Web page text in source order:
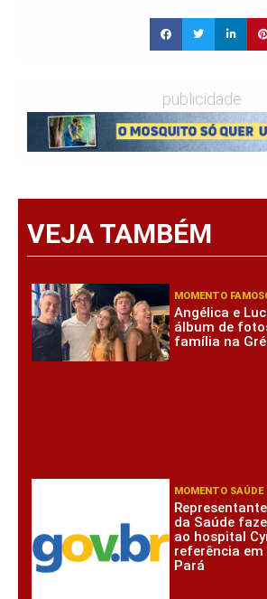
publicidade
VEJA TAMBÉM
MOMENTO
Angélica e
álbum de
família na
MOMENTO SAÚDE
da Saúde
ao hospital
referência
Pará